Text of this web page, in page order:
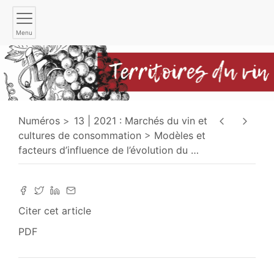
Menu
Numéros
13 | 2021 : Marchés du vin et
cultures de consommation
Modèles et
facteurs d’influence de l’évolution du …
Citer cet article
PDF